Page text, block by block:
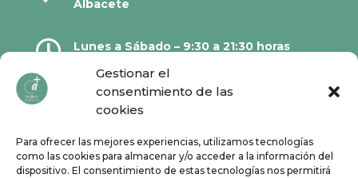
Gestionar el
consentimiento de las
cookies
Para ofrecer las mejores experiencias, utilizamos tecnologías
como las cookies para almacenar y/o acceder a la información del
dispositivo. El consentimiento de estas tecnologías nos permitirá
Albacete
 Lunes a Sábado – 9:30 a 21:30 horas
 967 21 23 32
 610 67 38 33